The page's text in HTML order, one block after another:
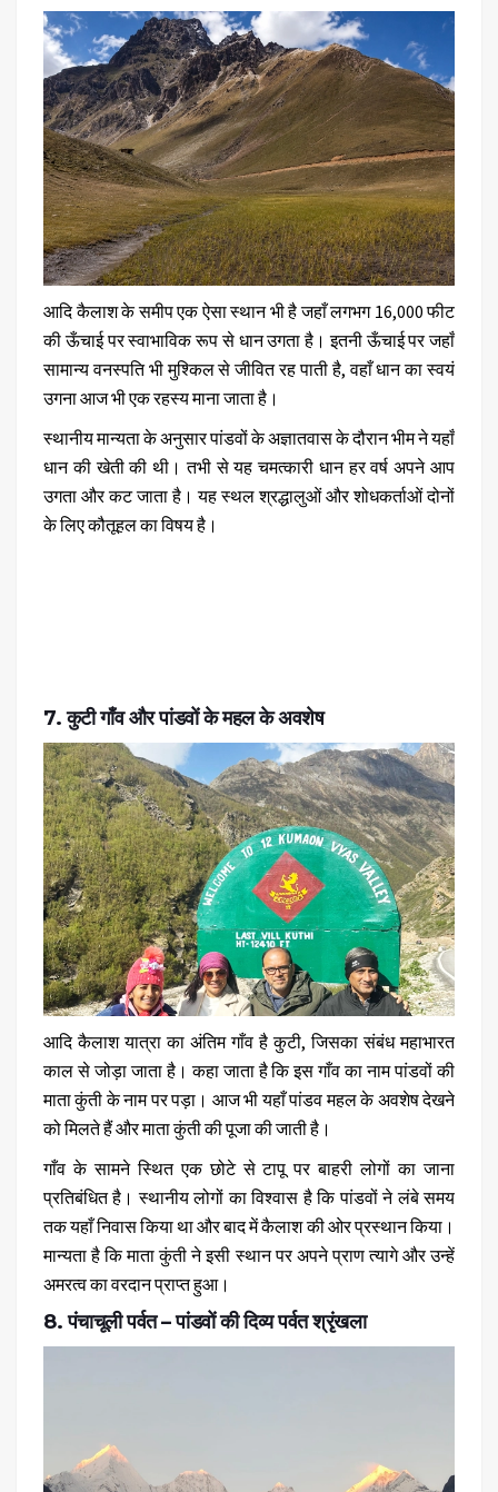
आदि कैलाश के समीप एक ऐसा स्थान भी है जहाँ लगभग 16,000 फीट
की ऊँचाई पर स्वाभाविक रूप से धान उगता है। इतनी ऊँचाई पर जहाँ
सामान्य वनस्पति भी मुश्किल से जीवित रह पाती है, वहाँ धान का स्वयं
उगना आज भी एक रहस्य माना जाता है।
स्थानीय मान्यता के अनुसार पांडवों के अज्ञातवास के दौरान भीम ने यहाँ
धान की खेती की थी। तभी से यह चमत्कारी धान हर वर्ष अपने आप
उगता और कट जाता है। यह स्थल श्रद्धालुओं और शोधकर्ताओं दोनों
के लिए कौतूहल का विषय है।
7. कुटी गाँव और पांडवों के महल के अवशेष
आदि कैलाश यात्रा का अंतिम गाँव हैकुटी, जिसका संबंध महाभारत
काल से जोड़ा जाता है। कहा जाता है कि इस गाँव का नाम पांडवों की
माता कुंती के नाम पर पड़ा। आज भी यहाँ पांडव महल के अवशेष देखने
को मिलते हैं और माता कुंती की पूजा की जाती है।
गाँव के सामने स्थित एक छोटे से टापू पर बाहरी लोगों का जाना
प्रतिबंधित है। स्थानीय लोगों का विश्वास है कि पांडवों ने लंबे समय
तक यहाँ निवास किया था और बाद में कैलाश की ओर प्रस्थान किया।
मान्यता है कि माता कुंती ने इसी स्थान पर अपने प्राण त्यागे और उन्हें
अमरत्व का वरदान प्राप्त हुआ।
8. पंचाचूली पर्वत – पांडवों की दिव्य पर्वत श्रृंखला